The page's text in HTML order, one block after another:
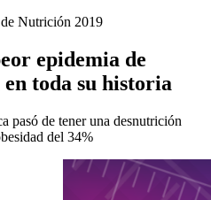
Nutrición 2019
epidemia de
toda su historia
pasó de tener una desnutrición
del 34%